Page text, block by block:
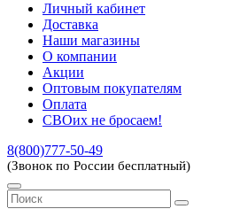
Личный кабинет
Доставка
Наши магазины
О компании
Акции
Оптовым покупателям
Оплата
СВОих не бросаем!
8(800)777-50-49
(Звонок по России бесплатный)